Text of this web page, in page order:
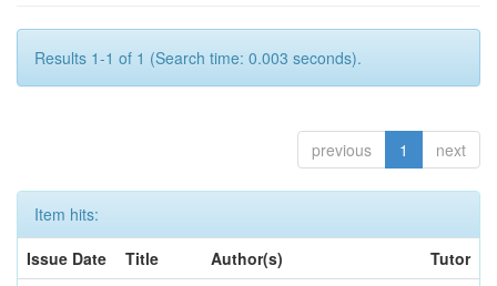
Results 1-1 of 1 (Search time: 0.003 seconds).
previous 1 next
Item hits:
Issue Date
Title Author(s)
Tutor